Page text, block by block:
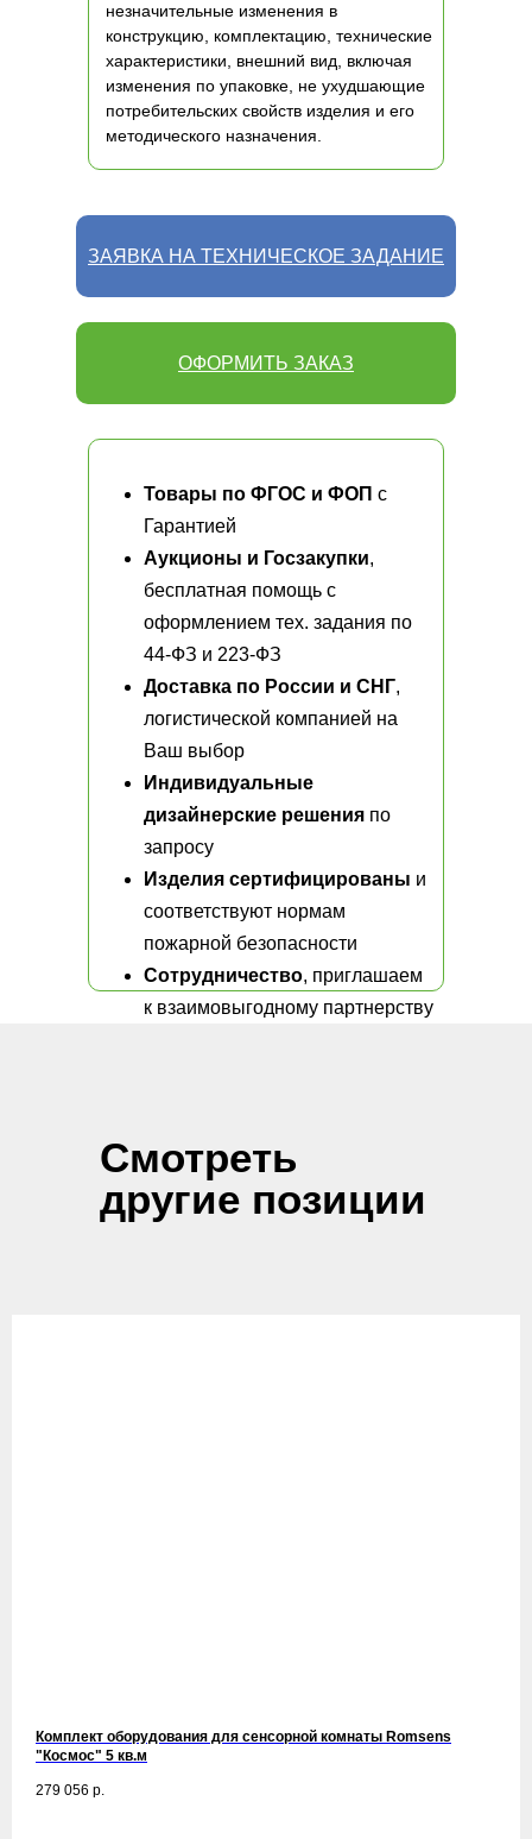
ЗАЯВКА НА ТЕХНИЧЕСКОЕ ЗАДАНИЕ
ОФОРМИТЬ ЗАКАЗ
Товары по ФГОС и ФОП с
Гарантией
Аукционы и Госзакупки,
бесплатная помощь с
оформлением тех. задания по
44-ФЗ и 223-ФЗ
Доставка по России и СНГ,
логистической компанией на
Ваш выбор
Индивидуальные
дизайнерские решения по
запросу
Изделия сертифицированы и
соответствуют нормам
пожарной безопасности
Сотрудничество, приглашаем
к взаимовыгодному партнерству
незначительные изменения в
конструкцию, комплектацию, технические
характеристики, внешний вид, включая
изменения по упаковке, не ухудшающие
потребительских свойств изделия и его
методического назначения.
Смотреть
другие позиции
Комплект оборудования для сенсорной комнаты Romsens
"Космос" 5 кв.м
279 056 р.